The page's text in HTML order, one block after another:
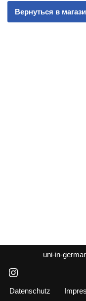
Вернуться в
uni-in-
Datenschutz